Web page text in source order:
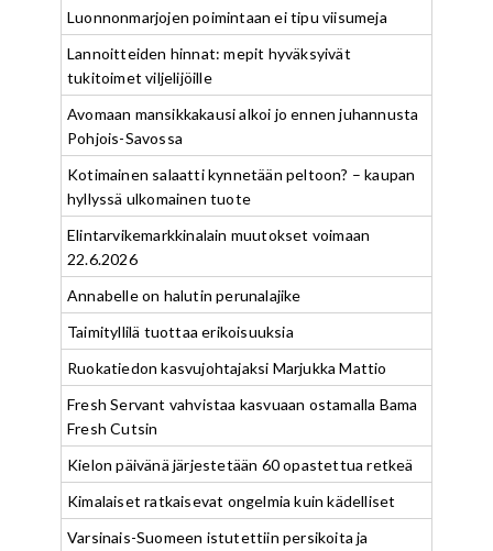
Luonnonmarjojen poimintaan ei tipu viisumeja
Lannoitteiden hinnat: mepit hyväksyivät
tukitoimet viljelijöille
Avomaan mansikkakausi alkoi jo ennen juhannusta
Pohjois-Savossa
Kotimainen salaatti kynnetään peltoon? – kaupan
hyllyssä ulkomainen tuote
Elintarvikemarkkinalain muutokset voimaan
22.6.2026
Annabelle on halutin perunalajike
Taimityllilä tuottaa erikoisuuksia
Ruokatiedon kasvujohtajaksi Marjukka Mattio
Fresh Servant vahvistaa kasvuaan ostamalla Bama
Fresh Cutsin
Kielon päivänä järjestetään 60 opastettua retkeä
Kimalaiset ratkaisevat ongelmia kuin kädelliset
Varsinais-Suomeen istutettiin persikoita ja